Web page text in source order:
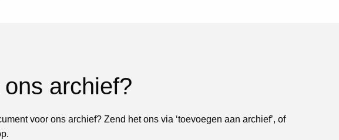
archief?
voor ons archief? Zend het ons via ‘toevoegen aan archief’, of